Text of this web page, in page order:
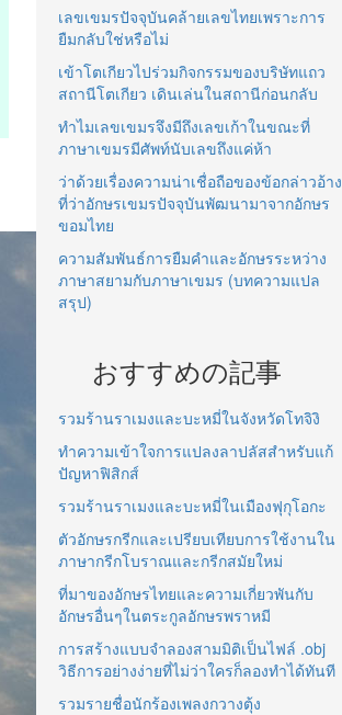
เลขเขมรปัจจุบันคล้ายเลขไทยเพราะการ
ยืมกลับใช่หรือไม่
เข้าโตเกียวไปร่วมกิจกรรมของบริษัทแถว
สถานีโตเกียว เดินเล่นในสถานีก่อนกลับ
ทำไมเลขเขมรจึงมีถึงเลขเก้าในขณะที่
ภาษาเขมรมีศัพท์นับเลขถึงแค่ห้า
ว่าด้วยเรื่องความน่าเชื่อถือของข้อกล่าวอ้าง
ที่ว่าอักษรเขมรปัจจุบันพัฒนามาจากอักษร
ขอมไทย
ความสัมพันธ์การยืมคำและอักษรระหว่าง
ภาษาสยามกับภาษาเขมร (บทความแปล
สรุป)
おすすめの記事
รวมร้านราเมงและบะหมี่ในจังหวัดโทจิงิ
ทำความเข้าใจการแปลงลาปลัสสำหรับแก้
ปัญหาฟิสิกส์
รวมร้านราเมงและบะหมี่ในเมืองฟุกุโอกะ
ตัวอักษรกรีกและเปรียบเทียบการใช้งานใน
ภาษากรีกโบราณและกรีกสมัยใหม่
ที่มาของอักษรไทยและความเกี่ยวพันกับ
อักษรอื่นๆในตระกูลอักษรพราหมี
การสร้างแบบจำลองสามมิติเป็นไฟล์ .obj
วิธีการอย่างง่ายที่ไม่ว่าใครก็ลองทำได้ทันที
รวมรายชื่อนักร้องเพลงกวางตุ้ง